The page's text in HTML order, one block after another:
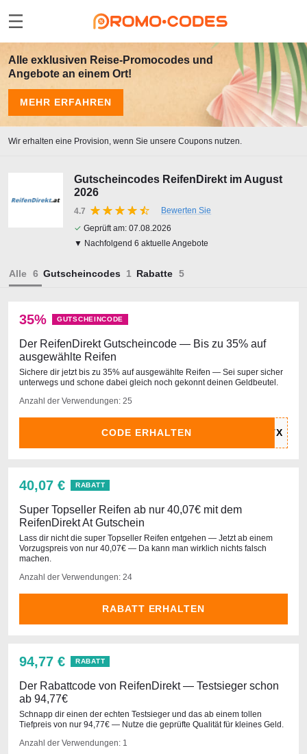
Alle exklusiven Reise-Promocodes und
Angebote an einem Ort!
MEHR ERFAHREN
Wir erhalten eine Provision, wenn Sie unsere Coupons nutzen.
Gutscheincodes ReifenDirekt im August
2026
4.7
Bewerten Sie
✓ Geprüft am: 07.08.2026
▼ Nachfolgend 6 aktuelle Angebote
Alle Gutscheincodes Rabatte
35% GUTSCHEINCODE
Der ReifenDirekt Gutscheincode — Bis zu 35% auf
ausgewählte Reifen
Sichere dir jetzt bis zu 35% auf ausgewählte Reifen — Sei super sicher
unterwegs und schone dabei gleich noch gekonnt deinen Geldbeutel.
Anzahl der Verwendungen: 25
CODE ERHALTEN
40,07 € RABATT
Super Topseller Reifen ab nur 40,07€ mit dem
ReifenDirekt At Gutschein
Lass dir nicht die super Topseller Reifen entgehen — Jetzt ab einem
Vorzugspreis von nur 40,07€ — Da kann man wirklich nichts falsch
machen.
Anzahl der Verwendungen: 24
RABATT ERHALTEN
94,77 € RABATT
Der Rabattcode von ReifenDirekt — Testsieger schon
ab 94,77€
Schnapp dir einen der echten Testsieger und das ab einem tollen
Tiefpreis von nur 94,77€ — Nutze die geprüfte Qualität für kleines Geld.
Anzahl der Verwendungen: 1